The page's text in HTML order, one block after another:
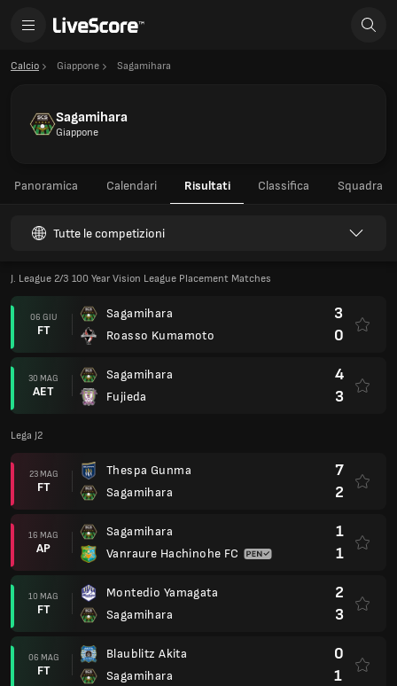
Calcio Giappone Sagamihara
Sagamihara
Giappone
Panoramica Calendari Risultati Classifica Squadra
Tutte le competizioni
J. League 2/3 100 Year Vision League Placement Matches
06 GIU
FT
Sagamihara
Roasso Kumamoto
3
0
30 MAG
AET
Sagamihara
Fujieda
4
3
Lega J2
23 MAG
FT
Thespa Gunma
Sagamihara
7
2
16 MAG
AP
Sagamihara
Vanraure Hachinohe FC
1
1
10 MAG
FT
Montedio Yamagata
Sagamihara
2
3
06 MAG
FT
Blaublitz Akita
Sagamihara
0
1